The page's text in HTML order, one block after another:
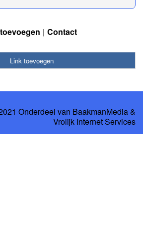
Contact
Link toevoegen
Onderdeel van BaakmanMedia&
Vrolijk Internet Services